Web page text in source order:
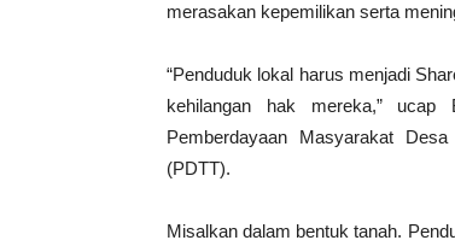
merasakan kepemilikan serta
“Penduduk lokal harus menjadi
kehilangan hak mereka,” ucap
Pemberdayaan Masyarakat
(PDTT).
Misalkan dalam bentuk tanah.